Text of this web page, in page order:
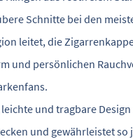
Schnitte bei den
leitet, die
und persönlichen
und tragbare
und gewährleistet